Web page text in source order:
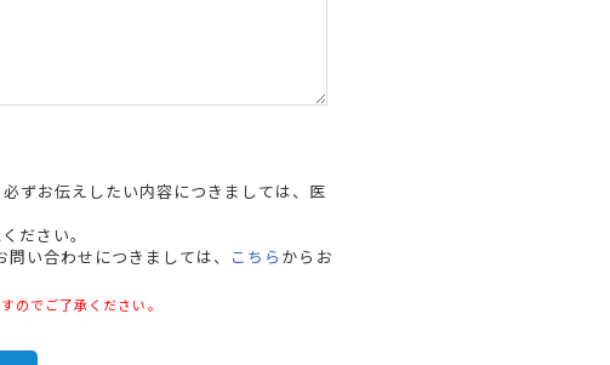
ずお伝えしたい内容につきましては、医
ださい。
い合わせにつきましては、 こちら からお
のでご了承ください。